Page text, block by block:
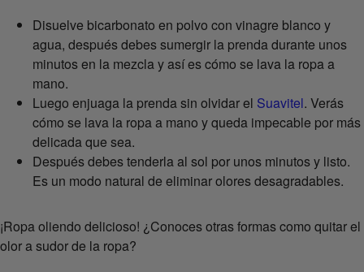
Disuelve bicarbonato en polvo con vinagre blanco y
agua, después debes sumergir la prenda durante unos
minutos en la mezcla y así es cómo se lava la ropa a
mano.
Luego enjuaga la prenda sin olvidar el Suavitel. Verás
cómo se lava la ropa a mano y queda impecable por más
delicada que sea.
Después debes tenderla al sol por unos minutos y listo.
Es un modo natural de eliminar olores desagradables.
¡Ropa oliendo delicioso! ¿Conoces otras formas como quitar el
olor a sudor de la ropa?